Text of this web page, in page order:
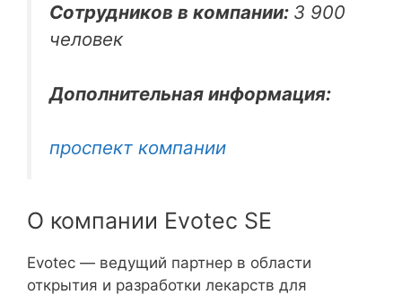
Сотрудников в компании: 3 900
человек
Дополнительная информация:
проспект компании
О компании Evotec SE
Evotec — ведущий партнер в области
открытия и разработки лекарств для